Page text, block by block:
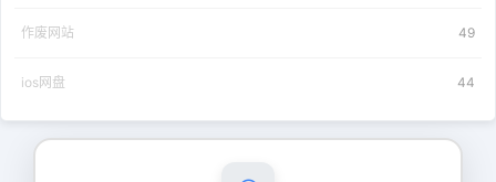
作废网站 49
ios网盘 44